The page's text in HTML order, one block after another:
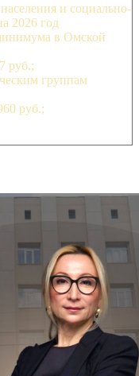
и социально-
2026 год
в Омской
руб.;
группам
руб.;